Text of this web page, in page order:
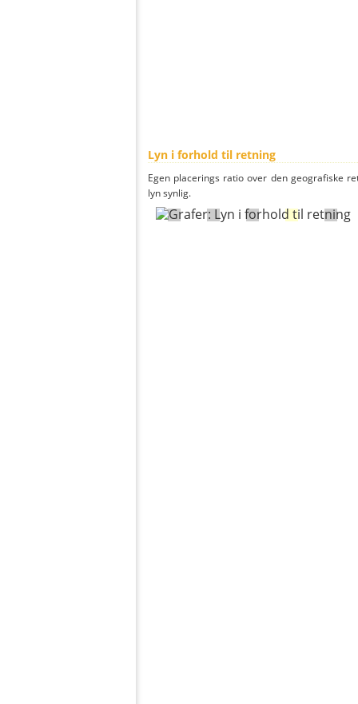
Lyn i forhold til retning
Egen placerings ratio over den geografiske
lyn synlig.